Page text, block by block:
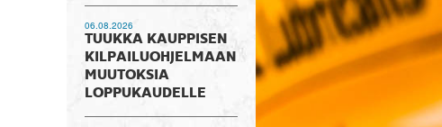
06.08.2026
TUUKKA KAUPPISEN
KILPAILUOHJELMAAN
MUUTOKSIA
LOPPUKAUDELLE